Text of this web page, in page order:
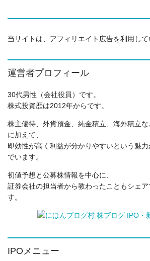
当サイトは、アフィリエイト広告を利用して
運営者プロフィール
30代男性（会社役員）です。
株式投資歴は2012年からです。
株主優待、外貨預金、純金積立、海外積立
に加えて、
即効性が高く利益が分かりやすいという魅
でいます。
初値予想と公募株情報を中心に、
証券会社の担当者から教わったこともシェア
す。
IPOメニュー